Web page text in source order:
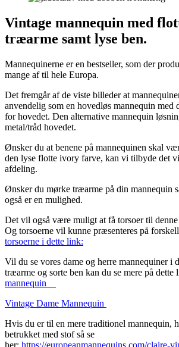
Vintage mannequin med
træarme samt lyse ben.
Mannequinerne er en bestseller, som der
mange af til hele Europa.
Det fremgår af de viste billeder at
anvendelig som en hovedløs mannequin med
for hovedet. Den alternative mannequin
metal/tråd hovedet.
Ønsker du at benene på mannequinen skal
den lyse flotte ivory farve, kan vi tilbyde det
afdeling.
Ønsker du mørke træarme på din mannequin
også er en mulighed.
Det vil også være muligt at få torsoer til denne
Og torsoerne vil kunne præsenteres på
torsoerne i dette link:
Vil du se vores dame og herre mannequiner i
træarme og sorte ben kan du se mere på dette
mannequin
Vintage Dame Mannequin
Hvis du er til en mere traditionel mannequin,
betrukket med stof så se
her: https://europeanmannequins.com/claire-